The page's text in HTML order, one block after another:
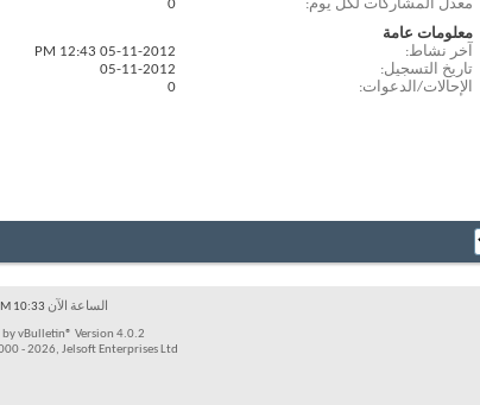
معدل المشاركات لكل يوم
0
معلومات عامة
آخر نشاط
05-11-2012
12:43 PM
تاريخ التسجيل
05-11-2012
الإحالات/الدعوات
0
الساعة الآن 10:33 PM
by vBulletin® Version 4.0.2
- 2026, Jelsoft Enterprises Ltd.